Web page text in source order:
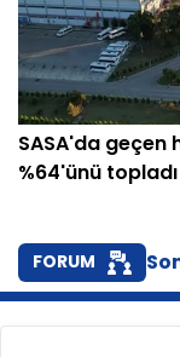
SASA'da geçen
%64'ünü topladı
FORUM